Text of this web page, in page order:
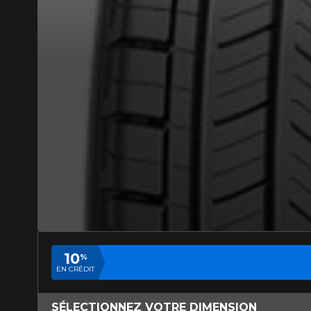
10%
EN CRÉDIT
SÉLECTIONNEZ VOTRE DIMENSION
AJOUTER UN AVIS
Votre avis
Votre véhicule